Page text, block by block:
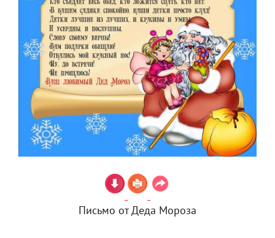
Письмо от Деда Мороза